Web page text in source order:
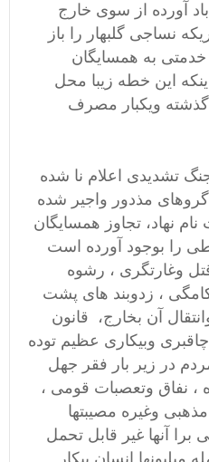
باد آورده از سوی خارج
نساجی گلبهار را باز
به همسایگان
این خطه زیبا محل
ویکبار مصرف
تشدیدی اعلام نا شده
مذدور واجیر شده
نهاد، تجاوز همسایگان
را بوجود آورده است
وغارتگری ، رشوه
، زدوبند های پشت
آن بخارج، قانون
وبیکاری عظیم توده
در زیر بار فقر جهل
، نفاق وتعصبات قومی ،
وغیره مصیبتها
آنها غیر قابل تحمل
میلیونها انسان بیکار